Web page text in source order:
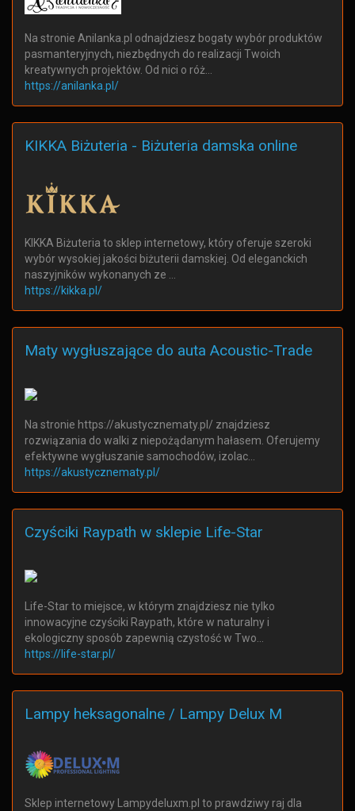
Na stronie Anilanka.pl odnajdziesz bogaty wybór produktów
pasmanteryjnych, niezbędnych do realizacji Twoich
kreatywnych projektów. Od nici o róż…
https://anilanka.pl/
KIKKA Biżuteria - Biżuteria damska online
KIKKA Biżuteria to sklep internetowy, który oferuje szeroki
wybór wysokiej jakości biżuterii damskiej. Od eleganckich
naszyjników wykonanych ze …
https://kikka.pl/
Maty wygłuszające do auta Acoustic-Trade
Na stronie https://akustycznematy.pl/ znajdziesz
rozwiązania do walki z niepożądanym hałasem. Oferujemy
efektywne wygłuszanie samochodów, izolac…
https://akustycznematy.pl/
Czyściki Raypath w sklepie Life-Star
Life-Star to miejsce, w którym znajdziesz nie tylko
innowacyjne czyściki Raypath, które w naturalny i
ekologiczny sposób zapewnią czystość w Two…
https://life-star.pl/
Lampy heksagonalne / Lampy Delux M
Sklep internetowy Lampydeluxm.pl to prawdziwy raj dla